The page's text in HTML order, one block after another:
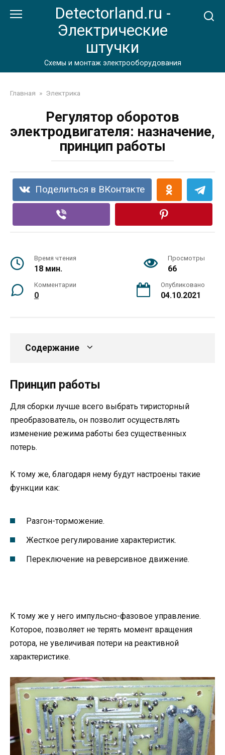
Detectorland.ru -
Электрические
штучки
Схемы и монтаж электрооборудования
Главная » Электрика
Регулятор оборотов
электродвигателя: назначение,
принцип работы
Поделиться в ВКонтакте
Время чтения
18 мин.
Просмотры
66
Комментарии
0
Опубликовано
04.10.2021
Содержание
Принцип работы
Для сборки лучше всего выбрать тиристорный
преобразователь, он позволит осуществлять
изменение режима работы без существенных
потерь.
К тому же, благодаря нему будут настроены такие
функции как:
Разгон-торможение.
Жесткое регулирование характеристик.
Переключение на реверсивное движение.
К тому же у него импульсно-фазовое управление.
Которое, позволяет не терять момент вращения
ротора, не увеличивая потери на реактивной
характеристике.